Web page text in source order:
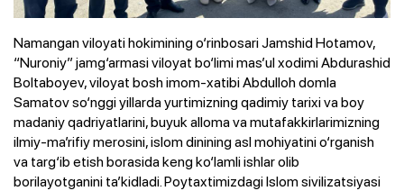
Namangan viloyati hokimining o‘rinbosari Jamshid Hotamov,
“Nuroniy” jamg‘armasi viloyat bo‘limi mas’ul xodimi Abdurashid
Boltaboyev, viloyat bosh imom-xatibi Abdulloh domla
Samatov so‘nggi yillarda yurtimizning qadimiy tarixi va boy
madaniy qadriyatlarini, buyuk alloma va mutafakkirlarimizning
ilmiy-ma’rifiy merosini, islom dinining asl mohiyatini o‘rganish
va targ‘ib etish borasida keng ko‘lamli ishlar olib
borilayotganini ta’kidladi. Poytaxtimizdagi Islom sivilizatsiyasi